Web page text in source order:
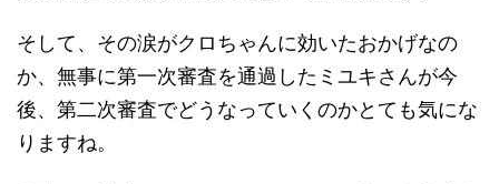
そして、その涙がクロちゃんに効いたおかげなの
か、無事に第一次審査を通過したミユキさんが今
後、第二次審査でどうなっていくのかとても気にな
りますね。